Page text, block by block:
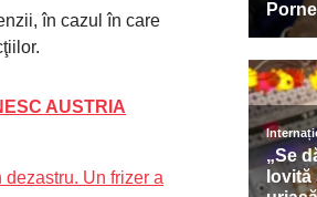
în cazul în care
AUSTRIA
Un frizer a